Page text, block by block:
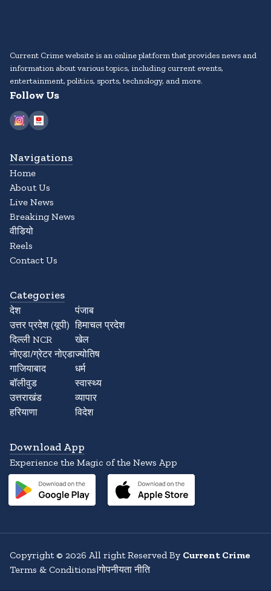
Current Crime website is an online platform that provides news and
information about various topics, including current events,
entertainment, politics, sports, technology, and more.
Follow Us
Navigations
Home
About Us
Live News
Breaking News
वीडियो
Reels
Contact Us
Categories
देश
उत्तर प्रदेश (यूपी)
दिल्ली NCR
नोएडा/ग्रेटर नोएडा
गाजियाबाद
बॉलीवुड
उत्तराखंड
हरियाणा
पंजाब
हिमाचल प्रदेश
खेल
ज्योतिष
धर्म
स्वास्थ्य
व्यापार
विदेश
Download App
Experience the Magic of the News App
Copyright© 2026 All right Reserved By Current Crime
Terms & Conditions|गोपनीयता नीति